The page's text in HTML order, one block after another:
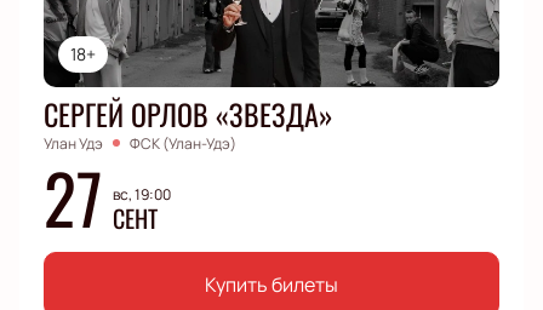
18+
СЕРГЕЙ ОРЛОВ «ЗВЕЗДА»
Улан Удэ ФСК (Улан-Удэ)
27 вс, 19:00
СЕНТ
Купить билеты